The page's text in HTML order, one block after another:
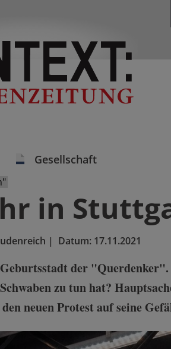
Gesellschaft
in
| Datum: 17.11.2021
der "Querdenker".
zu tun hat?
neuen Protest auf seine